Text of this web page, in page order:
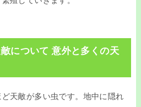
について 意外と多くの天
天敵が多い虫です。地中に隠れ